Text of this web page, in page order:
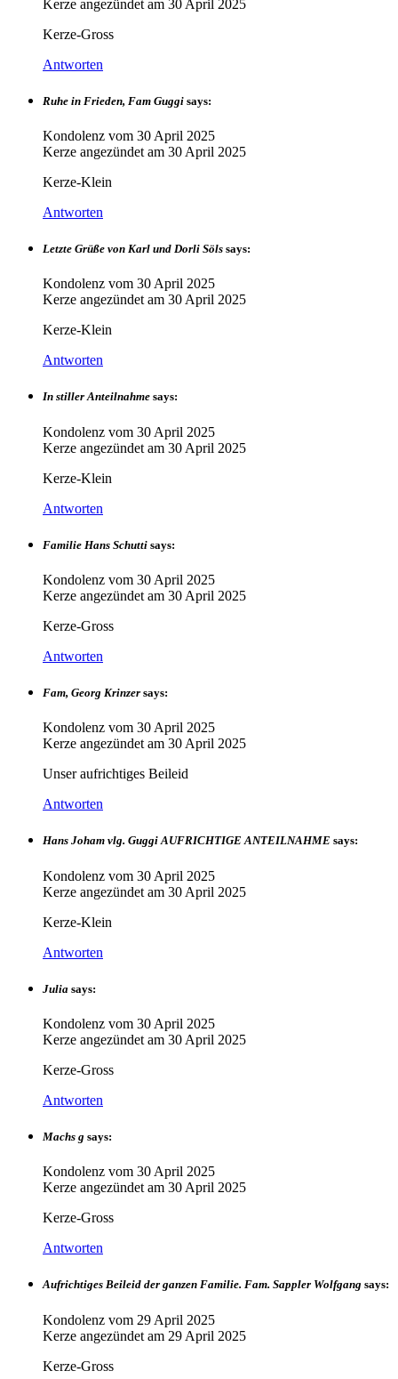
Kerze angezündet am 30 April 2025
Kerze-Gross
Antworten
Ruhe in Frieden, Fam Guggi says:
Kondolenz vom 30 April 2025
Kerze angezündet am 30 April 2025
Kerze-Klein
Antworten
Letzte Grüße von Karl und Dorli Söls says:
Kondolenz vom 30 April 2025
Kerze angezündet am 30 April 2025
Kerze-Klein
Antworten
In stiller Anteilnahme says:
Kondolenz vom 30 April 2025
Kerze angezündet am 30 April 2025
Kerze-Klein
Antworten
Familie Hans Schutti says:
Kondolenz vom 30 April 2025
Kerze angezündet am 30 April 2025
Kerze-Gross
Antworten
Fam, Georg Krinzer says:
Kondolenz vom 30 April 2025
Kerze angezündet am 30 April 2025
Unser aufrichtiges Beileid
Antworten
Hans Joham vlg. Guggi AUFRICHTIGE ANTEILNAHME says:
Kondolenz vom 30 April 2025
Kerze angezündet am 30 April 2025
Kerze-Klein
Antworten
Julia says:
Kondolenz vom 30 April 2025
Kerze angezündet am 30 April 2025
Kerze-Gross
Antworten
Machs g says:
Kondolenz vom 30 April 2025
Kerze angezündet am 30 April 2025
Kerze-Gross
Antworten
Aufrichtiges Beileid der ganzen Familie. Fam. Sappler Wolfgang says:
Kondolenz vom 29 April 2025
Kerze angezündet am 29 April 2025
Kerze-Gross